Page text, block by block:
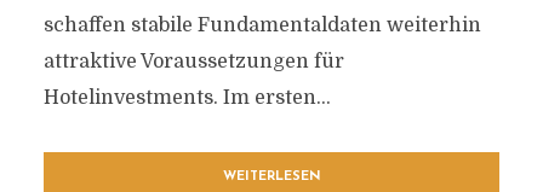
schaffen stabile Fundamentaldaten weiterhin
attraktive Voraussetzungen für
Hotelinvestments. Im ersten...
WEITERLESEN